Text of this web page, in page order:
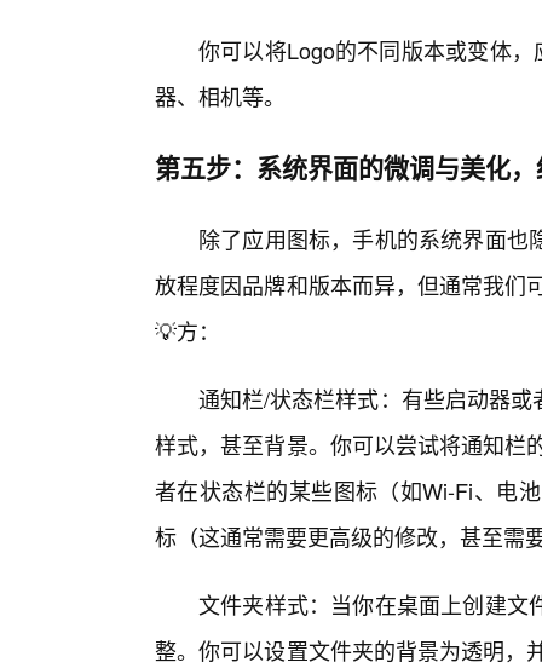
你可以将Logo的不同版本或变体
器、相机等。
第五步：系统界面的微调与美化
除了应用图标，手机的系统界面
放程度因品牌和版本而异，但通常我们
💡方：
通知栏/状态栏样式：有些启动器
样式，甚至背景。你可以尝试将通知栏
者在状态栏的某些图标（如Wi-Fi、电
标（这通常需要更高级的修改，甚至需
文件夹样式：当你在桌面上创建文
整。你可以设置文件夹的背景为透明，